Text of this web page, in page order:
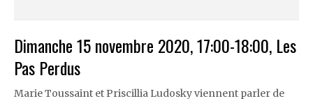
Dimanche 15 novembre 2020, 17:00-18:00, Les
Pas Perdus
Marie Toussaint et Priscillia Ludosky viennent parler de